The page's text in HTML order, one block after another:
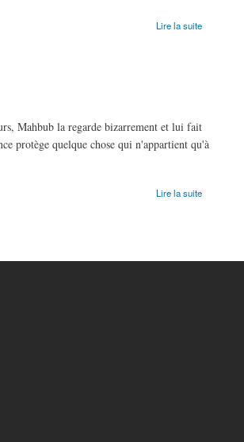
Lire la suite
Mahbub la regarde bizarrement et lui fait
protège quelque chose qui n'appartient qu'à
Lire la suite